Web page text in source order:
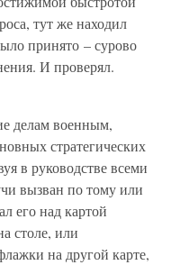
тут же находил
принято – сурово
И проверял.
делам военным,
стратегических
в руководстве всеми
вызван по тому или
его над картой
столе, или
на другой карте,